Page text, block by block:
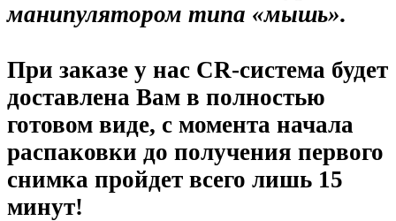
манипулятором типа «мышь».
При заказе у нас CR-система будет
доставлена Вам в полностью
готовом виде, с момента начала
распаковки до получения первого
снимка пройдет всего лишь 15
минут!